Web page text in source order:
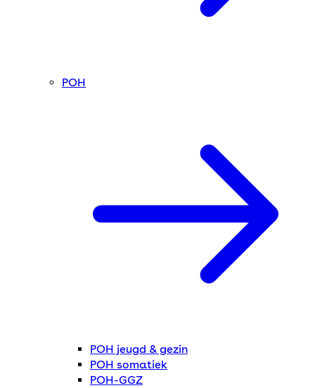
POH
POH jeugd & gezin
POH somatiek
POH-GGZ